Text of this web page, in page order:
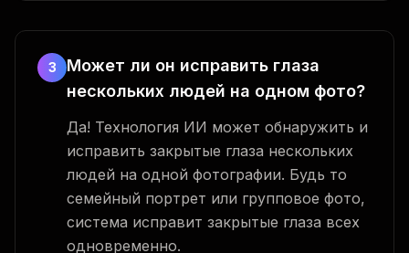
3
Может ли он исправить глаза
нескольких людей на одном фото?
Да! Технология ИИ может обнаружить и
исправить закрытые глаза нескольких
людей на одной фотографии. Будь то
семейный портрет или групповое фото,
система исправит закрытые глаза всех
одновременно.